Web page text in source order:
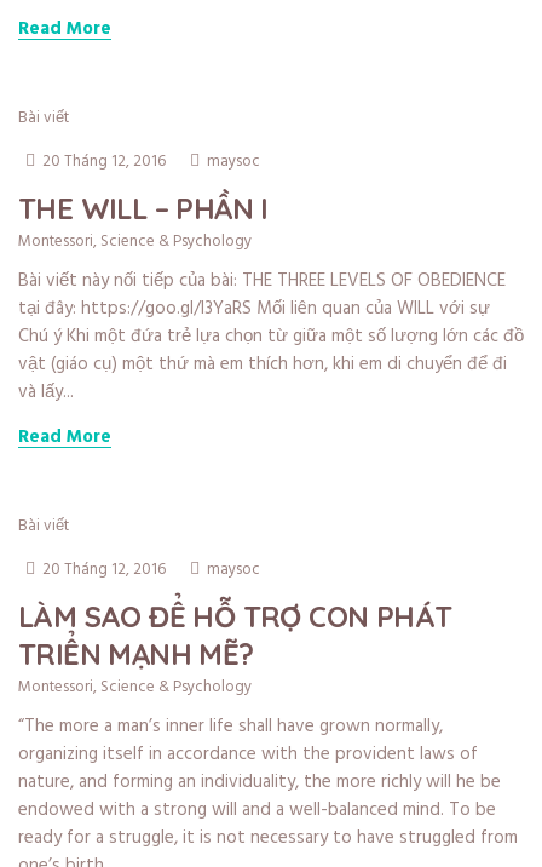
Read More
Bài viết
20 Tháng 12, 2016
maysoc
THE WILL – PHẦN I
Montessori,Science & Psychology
Bài viết này nối tiếp của bài: THE THREE LEVELS OF OBEDIENCE
tại đây: https://goo.gl/l3YaRS Mối liên quan của WILL với sự
Chú ý Khi một đứa trẻ lựa chọn từ giữa một số lượng lớn các đồ
vật (giáo cụ) một thứ mà em thích hơn, khi em di chuyển để đi
và lấy...
Read More
Bài viết
20 Tháng 12, 2016
maysoc
LÀM SAO ĐỂ HỖ TRỢ CON PHÁT
TRIỂN MẠNH MẼ?
Montessori,Science & Psychology
“The more a man’s inner life shall have grown normally,
organizing itself in accordance with the provident laws of
nature, and forming an individuality, the more richly will he be
endowed with a strong will and a well-balanced mind. To be
ready for a struggle, it is not necessary to have struggled from